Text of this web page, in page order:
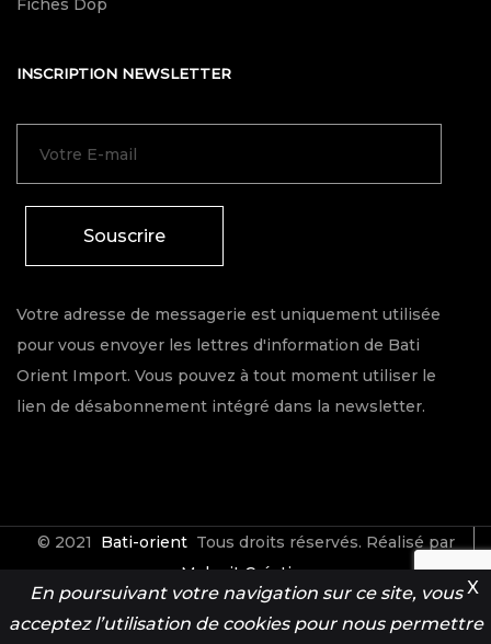
Fiches Dop
INSCRIPTION NEWSLETTER
Souscrire
Votre adresse de messagerie est uniquement utilisée
pour vous envoyer les lettres d'information de Bati
Orient Import. Vous pouvez à tout moment utiliser le
lien de désabonnement intégré dans la newsletter.
© 2021 Bati-orient Tous droits réservés. Réalisé par
Make it Créative
En poursuivant votre navigation sur ce site, vous
acceptez l’utilisation de cookies pour nous permettre
X